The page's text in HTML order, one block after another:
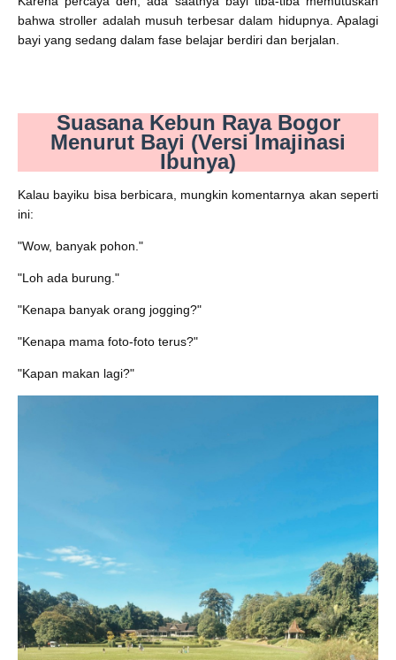
bahwa stroller adalah musuh terbesar dalam hidupnya. Apalagi
bayi yang sedang dalam fase belajar berdiri dan berjalan.
Suasana Kebun Raya Bogor
Menurut Bayi (Versi Imajinasi
Ibunya)
Kalau bayiku bisa berbicara, mungkin komentarnya akan seperti
ini:
"Wow, banyak pohon."
"Loh ada burung."
"Kenapa banyak orang jogging?"
"Kenapa mama foto-foto terus?"
"Kapan makan lagi?"